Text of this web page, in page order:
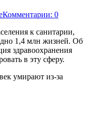
Комментарии: 0
к санитарии,
1,4 млн жизней. Об
здравоохранения
в эту сферу.